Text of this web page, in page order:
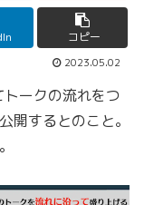
コピー
2023.05.02
ークの流れをつ
開するとのこと。